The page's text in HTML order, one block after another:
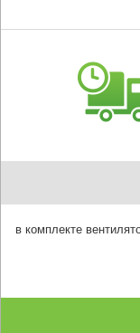
в комплекте